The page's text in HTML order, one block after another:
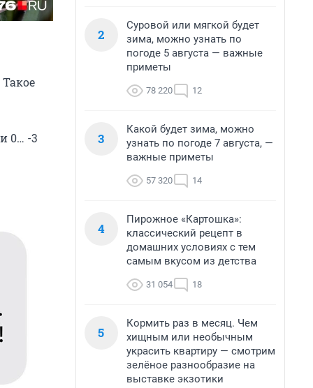
0… -3
2
Суровой или мягкой будет
зима, можно узнать по
погоде 5 августа — важные
приметы
78 220 12
3
Какой будет зима, можно
узнать по погоде 7 августа, —
важные приметы
57 320 14
4
Пирожное «Картошка»:
классический рецепт в
домашних условиях с тем
самым вкусом из детства
31 054 18
5
Кормить раз в месяц. Чем
хищным или необычным
украсить квартиру — смотрим
зелёное разнообразие на
выставке экзотики